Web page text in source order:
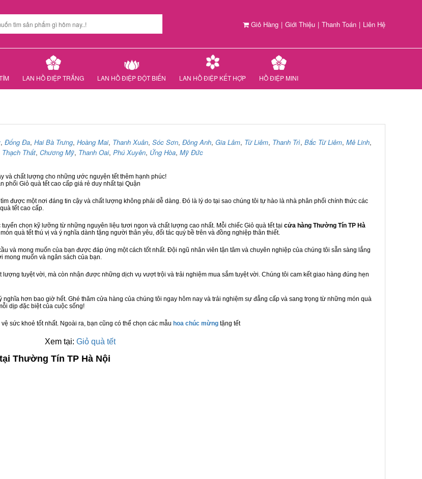
Giỏ Hàng | Giới Thiệu | Thanh Toán | Liên Hệ
LAN HỒ ĐIỆP TRẮNG LAN HỒ ĐIỆP ĐỘT BIẾN LAN HỒ ĐIỆP KẾT HỢP HỒ ĐIỆP MINI
, Đống Đa, Hai Bà Trưng, Hoàng Mai, Thanh Xuân, Sóc Sơn, Đông Anh, Gia Lâm, Từ Liêm, Thanh Trì, Bắc Từ Liêm, Mê Linh,
Thạch Thất, Chương Mỹ, Thanh Oai, Phú Xuyên, Ứng Hòa, Mỹ Đức
và chất lượng cho những ước nguyện tết thêm hạnh phúc!
phối Giỏ quà tết cao cấp giá rẻ duy nhất tại Quận
được một nơi đáng tin cậy và chất lượng không phải dễ dàng. Đó là lý do tại sao chúng tôi tự hào là nhà phân phối chính thức các
tết cao cấp.
chọn kỹ lưỡng từ những nguyên liệu tươi ngon và chất lượng cao nhất. Mỗi chiếc Giỏ quà tết tại cửa hàng Thường Tín TP Hà
quà tết thú vị và ý nghĩa dành tặng người thân yêu, đối tác quý bề trên và đồng nghiệp thân thiết.
và mong muốn của bạn được đáp ứng một cách tốt nhất. Đội ngũ nhân viên tận tâm và chuyên nghiệp của chúng tôi sẵn sàng lắng
mong muốn và ngân sách của bạn.
tuyệt vời, mà còn nhận được những dịch vụ vượt trội và trải nghiệm mua sắm tuyệt vời. Chúng tôi cam kết giao hàng đúng hẹn
nghĩa hơn bao giờ hết. Ghé thăm cửa hàng của chúng tôi ngay hôm nay và trải nghiệm sự đẳng cấp và sang trọng từ những món quà
dịp đặc biệt của cuộc sống!
sức khoẻ tốt nhất. Ngoài ra, bạn cũng có thể chọn các mẫu hoa chúc mừng tặng tết
Xem tại: Giỏ quà tết
Thường Tín TP Hà Nội